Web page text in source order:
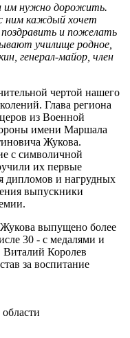
им нужно дорожить.
ним каждый хочет
и пожелать
училище родное,
генерал‑майор, член
чертой нашего
Глава региона
из Военной
имени Маршала
Жукова.
с символичной
их первые
дипломов и нагрудных
выпускники
выпущено более
30 - с медалями и
Королев
за воспитание